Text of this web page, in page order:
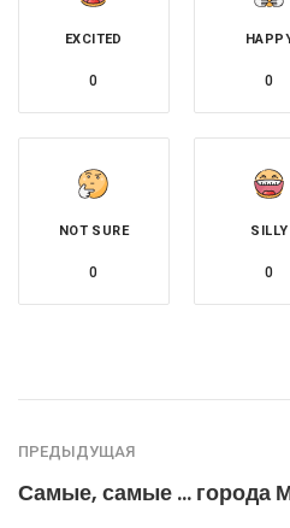
EXCITED
0 0
NOT SURE
0
SILLY
0
ПРЕДЫДУЩАЯ
Самые, самые … города